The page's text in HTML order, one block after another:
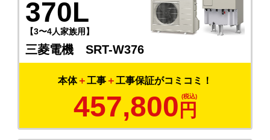
370L
【3〜4人家族用】
三菱電機 SRT-W376
本体＋工事 ＋工事保証がコミコミ！
457,800 円